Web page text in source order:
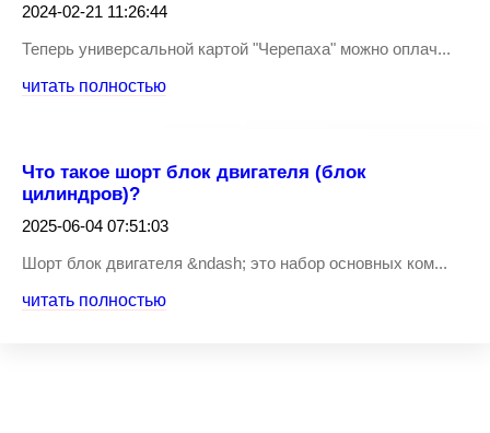
2024-02-21 11:26:44
Теперь универсальной картой "Черепаха" можно оплач...
читать полностью
Что такое шорт блок двигателя (блок
цилиндров)?
2025-06-04 07:51:03
Шорт блок двигателя &ndash; это набор основных ком...
читать полностью